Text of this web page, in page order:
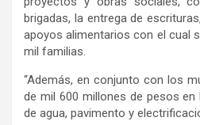
brigadas, la entrega de
apoyos alimentarios con el cual
mil familias.
“Además, en conjunto con los
de mil 600 millones de pesos
de agua, pavimento y